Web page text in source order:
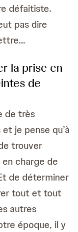
défaitiste.
pas dire
la prise en
de
de très
je pense qu’à
trouver
charge de
de déterminer
tout et tout
autres
époque, il y